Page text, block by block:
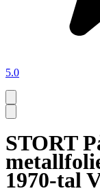
5.0
STORT
1970-tal